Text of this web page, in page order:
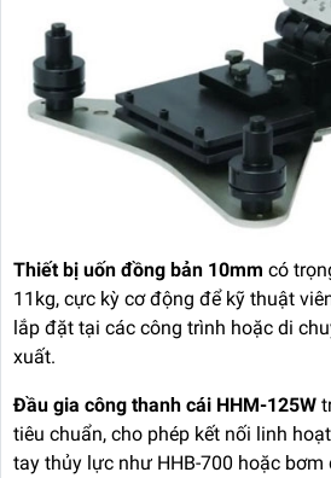
Thiết bị uốn đồng bản 10mm có
11kg, cực kỳ cơ động để kỹ thuật
lắp đặt tại các công trình hoặc di
xuất.
Đầu gia công thanh cái HHM-125W
tiêu chuẩn, cho phép kết nối linh
tay thủy lực như HHB-700 hoặc